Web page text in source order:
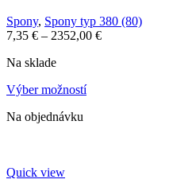
Spony, Spony typ 380 (80)
7,35 € – 2352,00 €
Na sklade
Výber možností
Na objednávku
Quick view